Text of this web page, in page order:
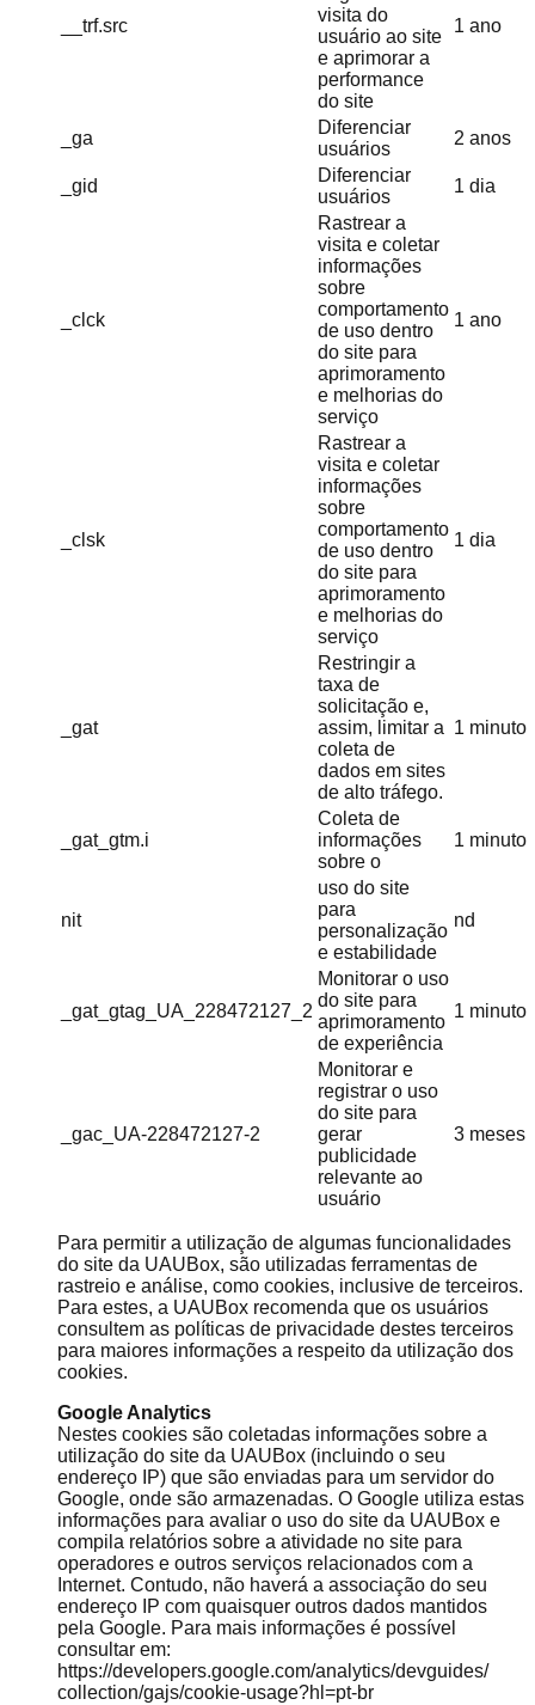
__trf.src
visita do
usuário ao site
e aprimorar a
performance
do site
1 ano
_ga
Diferenciar
usuários
2 anos
_gid
Diferenciar
usuários
1 dia
_clck
Rastrear a
visita e coletar
informações
sobre
comportamento
de uso dentro
do site para
aprimoramento
e melhorias do
serviço
1 ano
_clsk
Rastrear a
visita e coletar
informações
sobre
comportamento
de uso dentro
do site para
aprimoramento
e melhorias do
serviço
1 dia
_gat
Restringir a
taxa de
solicitação e,
assim, limitar a
coleta de
dados em sites
de alto tráfego.
1 minuto
_gat_gtm.i
Coleta de
informações
sobre o
1 minuto
nit
uso do site
para
personalização
e estabilidade
nd
_gat_gtag_UA_228472127_2
Monitorar o uso
do site para
aprimoramento
de experiência
1 minuto
_gac_UA-228472127-2
Monitorar e
registrar o uso
do site para
gerar
publicidade
relevante ao
usuário
3 meses
Para permitir a utilização de algumas funcionalidades
do site da UAUBox, são utilizadas ferramentas de
rastreio e análise, como cookies, inclusive de terceiros.
Para estes, a UAUBox recomenda que os usuários
consultem as políticas de privacidade destes terceiros
para maiores informações a respeito da utilização dos
cookies.
Google Analytics
Nestes cookies são coletadas informações sobre a
utilização do site da UAUBox (incluindo o seu
endereço IP) que são enviadas para um servidor do
Google, onde são armazenadas. O Google utiliza estas
informações para avaliar o uso do site da UAUBox e
compila relatórios sobre a atividade no site para
operadores e outros serviços relacionados com a
Internet. Contudo, não haverá a associação do seu
endereço IP com quaisquer outros dados mantidos
pela Google. Para mais informações é possível
consultar em:
https://developers.google.com/analytics/devguides/
collection/gajs/cookie-usage?hl=pt-br